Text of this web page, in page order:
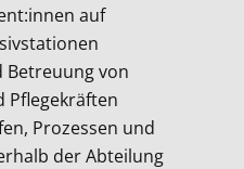
auf
Betreuung von
Pflegekräften
Prozessen und
der Abteilung